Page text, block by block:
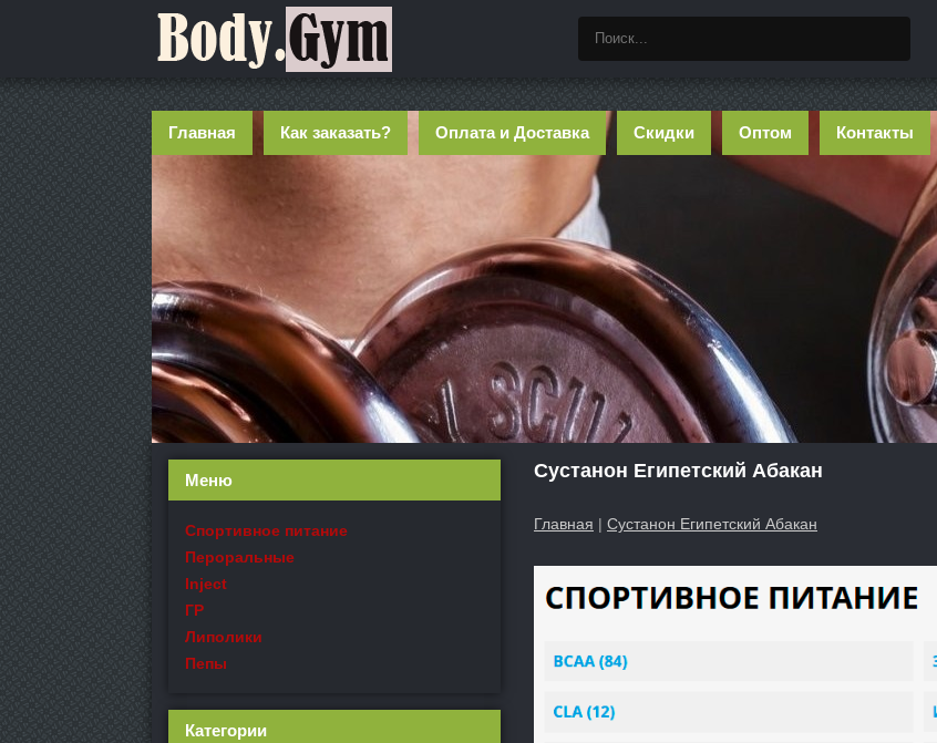
Главная Как заказать? Оплата и Доставка Скидки Оптом Контакты
Сустанон Египетский Абакан
Главная | Сустанон Египетский Абакан
Меню
Спортивное питание
Пероральные
Inject
ГР
Липолики
Пепы
Категории